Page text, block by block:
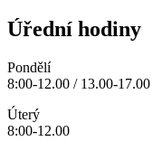
Úřední hodiny
Pondělí
8:00-12.00 / 13.00-17.00
Úterý
8:00-12.00